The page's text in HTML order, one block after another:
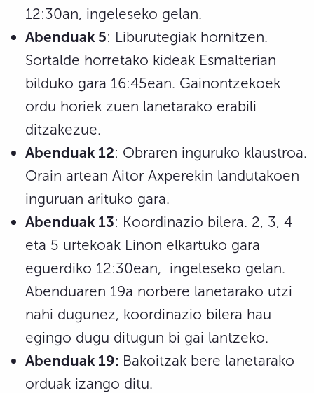
12:30an, ingeleseko gelan.
Abenduak 5: Liburutegiak hornitzen.
Sortalde horretako kideak Esmalterian
bilduko gara 16:45ean. Gainontzekoek
ordu horiek zuen lanetarako erabili
ditzakezue.
Abenduak 12: Obraren inguruko klaustroa.
Orain artean Aitor Axperekin landutakoen
inguruan arituko gara.
Abenduak 13: Koordinazio bilera. 2, 3, 4
eta 5 urtekoak Linon elkartuko gara
eguerdiko 12:30ean, ingeleseko gelan.
Abenduaren 19a norbere lanetarako utzi
nahi dugunez, koordinazio bilera hau
egingo dugu ditugun bi gai lantzeko.
Abenduak 19: Bakoitzak bere lanetarako
orduak izango ditu.